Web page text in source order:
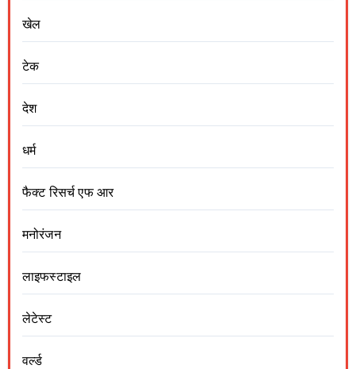
खेल
टेक
देश
धर्म
फैक्ट रिसर्च एफ आर
मनोरंजन
लाइफस्टाइल
लेटेस्ट
वर्ल्ड